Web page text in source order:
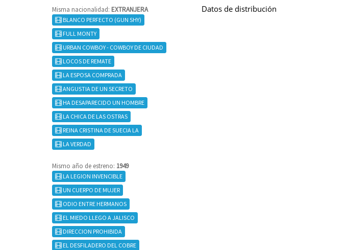
Misma nacionalidad: EXTRANJERA
BLANCO PERFECTO (GUN SHY)
FULL MONTY
URBAN COWBOY - COWBOY DE CIUDAD
LOCOS DE REMATE
LA ESPOSA COMPRADA
ANGUSTIA DE UN SECRETO
HA DESAPARECIDO UN HOMBRE
LA CHICA DE LAS OSTRAS
REINA CRISTINA DE SUECIA LA
LA VERDAD
Mismo año de estreno: 1949
LA LEGION INVENCIBLE
UN CUERPO DE MUJER
ODIO ENTRE HERMANOS
EL MIEDO LLEGO A JALISCO
DIRECCION PROHIBIDA
EL DESFILADERO DEL COBRE
Datos de distribución